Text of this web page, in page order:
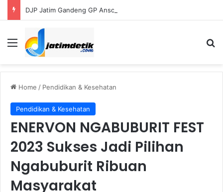
Menu
Home / Pendidikan & Kesehatan
Pendidikan & Kesehatan
ENERVON NGABUBURIT FEST
2023 Sukses Jadi Pilihan
Ngabuburit Ribuan
Masyarakat